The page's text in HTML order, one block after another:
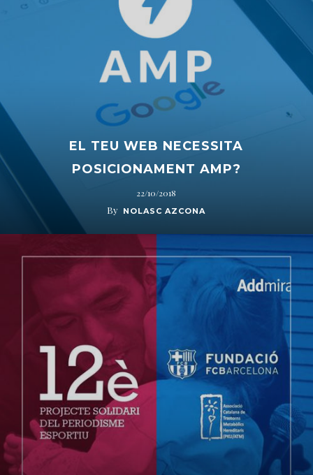
EL TEU WEB NECESSITA
POSICIONAMENT AMP?
22/10/2018
By NOLASC AZCONA